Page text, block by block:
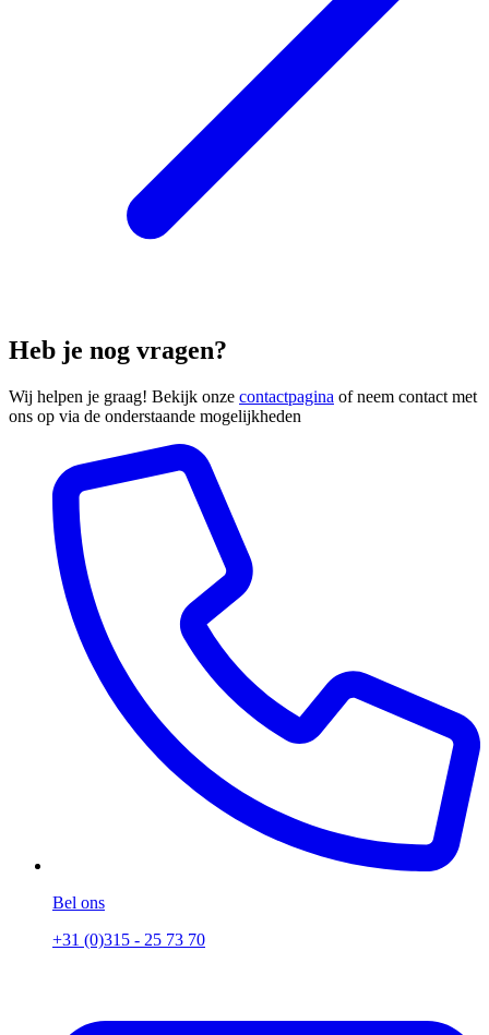
Heb je nog vragen?
Wij helpen je graag! Bekijk onze contactpagina of neem contact met
ons op via de onderstaande mogelijkheden
Bel ons
+31 (0)315 - 25 73 70